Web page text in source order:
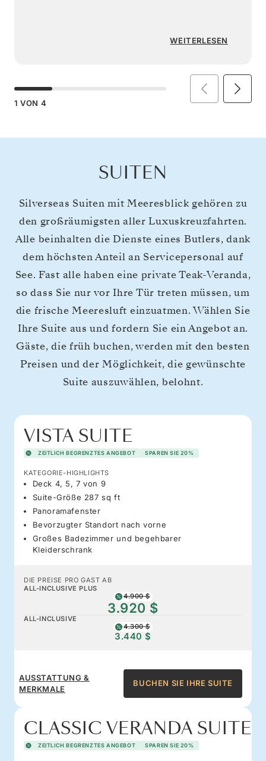
WEITERLESEN
1 VON 4
SUITEN
Silverseas Suiten mit Meeresblick gehören zu
den großräumigsten aller Luxuskreuzfahrten.
Alle beinhalten die Dienste eines Butlers, dank
dem höchsten Anteil an Servicepersonal auf
See. Fast alle haben eine private Teak-Veranda,
so dass Sie nur vor Ihre Tür treten müssen, um
die frische Meeresluft einzuatmen. Wählen Sie
Ihre Suite aus und fordern Sie ein Angebot an.
Gäste, die früh buchen, werden mit den besten
Preisen und der Möglichkeit, die gewünschte
Suite auszuwählen, belohnt.
VISTA SUITE
ZEITLICH BEGRENZTES ANGEBOT SPAREN SIE 20%
KATEGORIE-HIGHLIGHTS
Deck 4, 5, 7 von 9
Suite-Größe 287 sq ft
Panoramafenster
Bevorzugter Standort nach vorne
Großes Badezimmer und begehbarer
Kleiderschrank
DIE PREISE PRO GAST AB
ALL-INCLUSIVE PLUS
4.900 $
3.920 $
ALL-INCLUSIVE
4.300 $
3.440 $
AUSSTATTUNG &
MERKMALE
BUCHEN SIE IHRE SUITE
CLASSIC VERANDA SUITE
ZEITLICH BEGRENZTES ANGEBOT SPAREN SIE 20%